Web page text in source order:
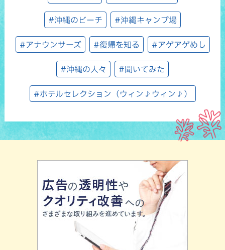
#沖縄のビーチ #沖縄キャンプ場
#アナウンサーズ #復帰を知る #アゲアゲめし
#沖縄の人々 #聞いてみた
#ホテルセレクション（ウィン♪ウィン♪）